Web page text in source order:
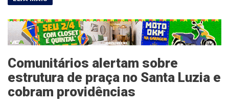
Comunitários alertam sobre
estrutura de praça no Santa Luzia e
cobram providências